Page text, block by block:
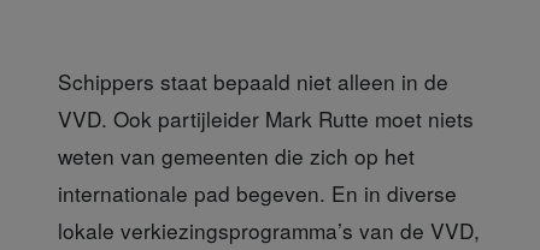
Schippers staat bepaald niet alleen in de
VVD. Ook partijleider Mark Rutte moet niets
weten van gemeenten die zich op het
internationale pad begeven. En in diverse
lokale verkiezingsprogramma’s van de VVD,